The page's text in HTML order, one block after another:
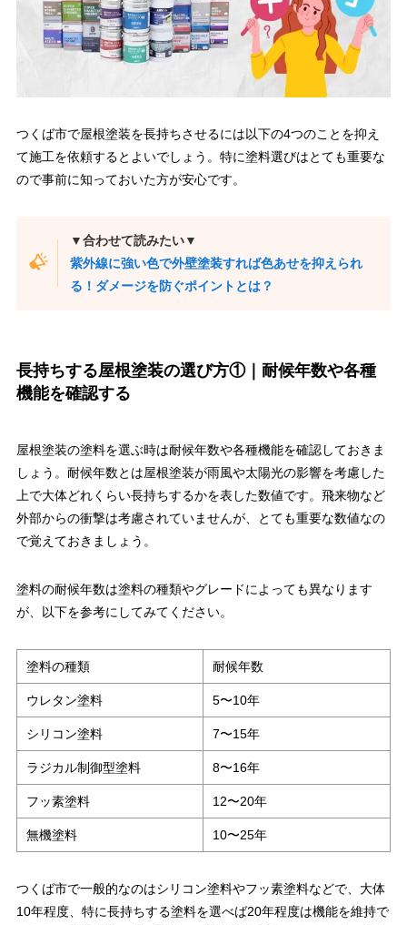
つくば市で屋根塗装を長持ちさせるには以下の4つのことを抑え
て施工を依頼するとよいでしょう。特に塗料選びはとても重要な
ので事前に知っておいた方が安心です。
▼合わせて読みたい▼
紫外線に強い色で外壁塗装すれば色あせを抑えられ
る！ダメージを防ぐポイントとは？
長持ちする屋根塗装の選び方①｜耐候年数や各種
機能を確認する
屋根塗装の塗料を選ぶ時は耐候年数や各種機能を確認しておきま
しょう。耐候年数とは屋根塗装が雨風や太陽光の影響を考慮した
上で大体どれくらい長持ちするかを表した数値です。飛来物など
外部からの衝撃は考慮されていませんが、とても重要な数値なの
で覚えておきましょう。
塗料の耐候年数は塗料の種類やグレードによっても異なります
が、以下を参考にしてみてください。
塗料の種類 耐候年数
ウレタン塗料 5〜10年
シリコン塗料 7〜15年
ラジカル制御型塗料 8〜16年
フッ素塗料 12〜20年
無機塗料 10〜25年
つくば市で一般的なのはシリコン塗料やフッ素塗料などで、大体
10年程度、特に長持ちする塗料を選べば20年程度は機能を維持で